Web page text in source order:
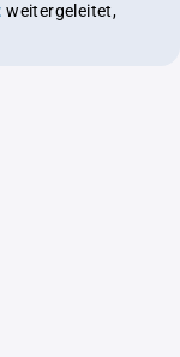
weitergeleitet,